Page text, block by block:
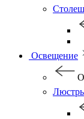
Освещение